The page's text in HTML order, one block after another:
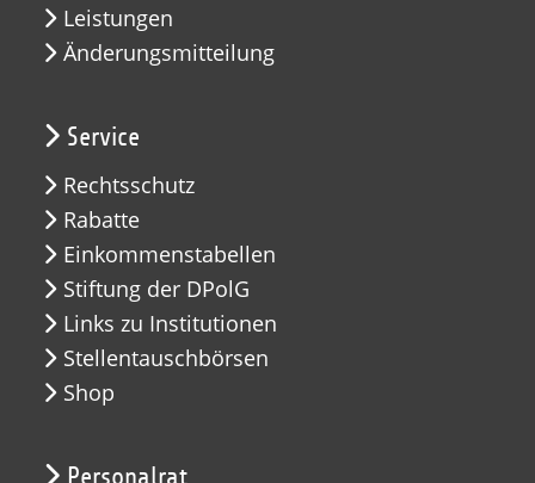
Leistungen
Änderungsmitteilung
Service
Rechtsschutz
Rabatte
Einkommenstabellen
Stiftung der DPolG
Links zu Institutionen
Stellentauschbörsen
Shop
Personalrat